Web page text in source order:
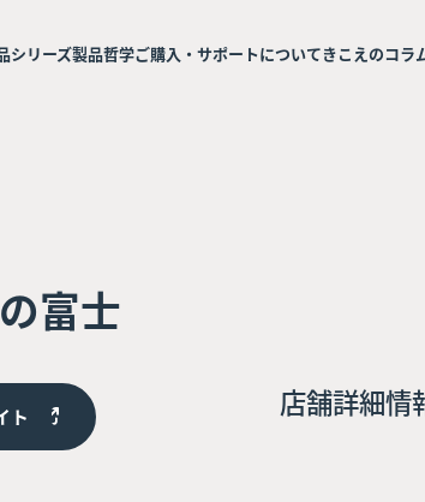
シリーズ製品哲学ご購入・サポートについてきこえのコラ
富士
ト 店舗詳細情